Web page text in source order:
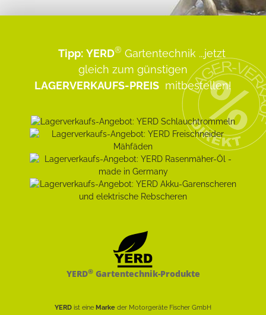
Tipp: YERD® Gartentechnik ...jetzt
gleich zum günstigen
LAGERVERKAUFS-PREIS mitbestellen!
YERD®Gartentechnik-Produkte
YERD ist eine Marke der Motorgeräte Fischer GmbH